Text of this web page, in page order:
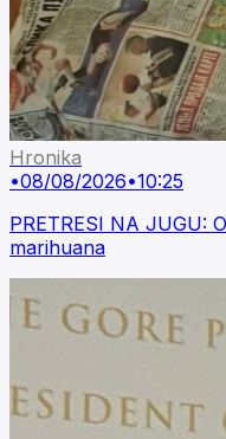
Hronika
•08/08/2026•10:25
PRETRESI NA JUGU:
marihuana